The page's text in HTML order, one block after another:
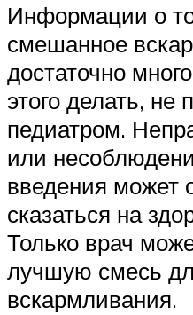
Информации о
смешанное
достаточно
этого делать, не
педиатром.
или
введения может
сказаться на
Только врач
лучшую смесь
вскармливания.